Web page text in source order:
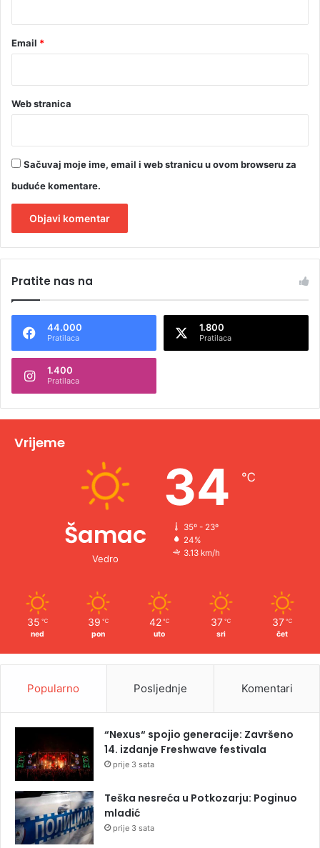
Email *
Web stranica
Sačuvaj moje ime, email i web stranicu u ovom browseru za
buduće komentare.
t
n
t
v
Pratite nas na
44.000
Pratilaca
1.800
Pratilaca
1.400
Pratilaca
Vrijeme
Šamac
Vedro
34 ℃
35º - 23º
24%
3.13 km/h
35 ℃
ned
39 ℃
pon
42 ℃
uto
37 ℃
sri
37 ℃
čet
Popularno Posljednje Komentari
“Nexus“ spojio generacije: Završeno
14. izdanje Freshwave festivala
prije 3 sata
Teška nesreća u Potkozarju: Poginuo
mladić
prije 3 sata